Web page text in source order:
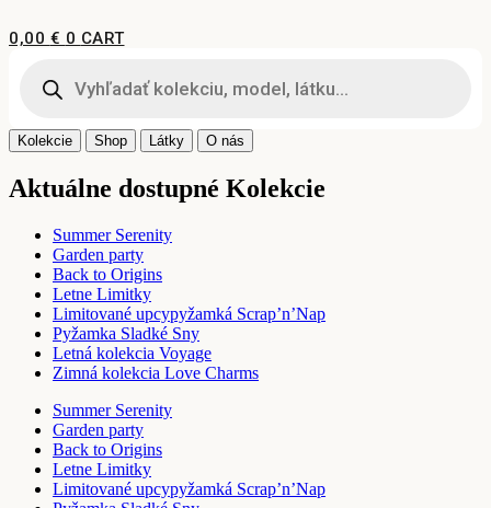
na
0,00 € 0 CART
search
Kolekcie Shop Látky O nás
Aktuálne dostupné Kolekcie
Summer Serenity
Garden party
Back to Origins
Letne Limitky
Limitované upcypyžamká Scrap’n’Nap
Pyžamka Sladké Sny
Letná kolekcia Voyage
Zimná kolekcia Love Charms
Summer Serenity
Garden party
Back to Origins
Letne Limitky
Limitované upcypyžamká Scrap’n’Nap